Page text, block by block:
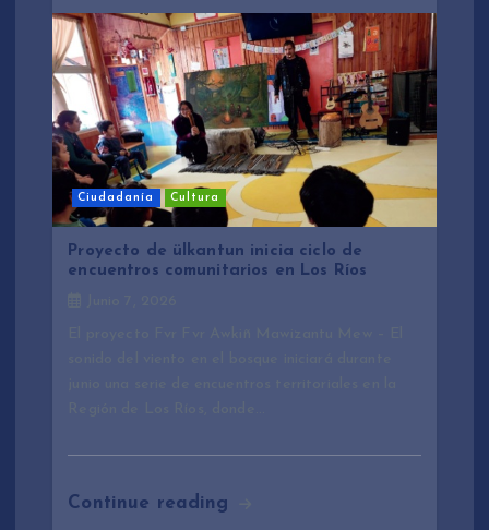
Ciudadanía Cultura
Proyecto de ülkantun inicia ciclo de
encuentros comunitarios en Los Ríos
Continue reading